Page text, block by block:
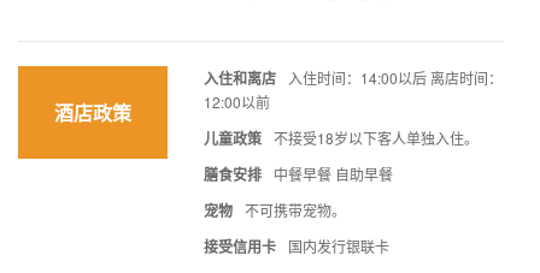
酒店政策
入住和离店
入住时间：14:00以后 离店时间：
12:00以前
儿童政策 不接受18岁以下客人单独入住。
膳食安排 中餐早餐 自助早餐
宠物 不可携带宠物。
接受信用卡 国内发行银联卡